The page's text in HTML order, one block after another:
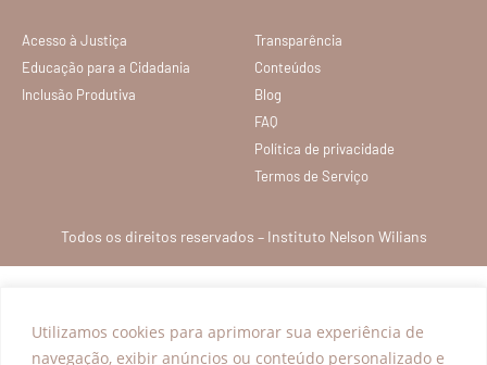
Utilizamos cookies para aprimorar sua experiência de
navegação, exibir anúncios ou conteúdo personalizado e
Acesso à Justiça
Educação para a Cidadania
Inclusão Produtiva
Transparência
Conteúdos
Blog
FAQ
Política de privacidade
Termos de Serviço
Todos os direitos reservados – Instituto Nelson Wilians